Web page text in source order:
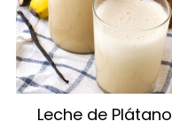
Leche de Plátano